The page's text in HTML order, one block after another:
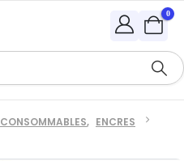
0
CONSOMMABLES, ENCRES